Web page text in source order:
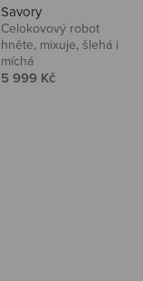
Savory
Celokovový robot
hněte, mixuje, šlehá i
míchá
Prodejní cena
5 999 Kč